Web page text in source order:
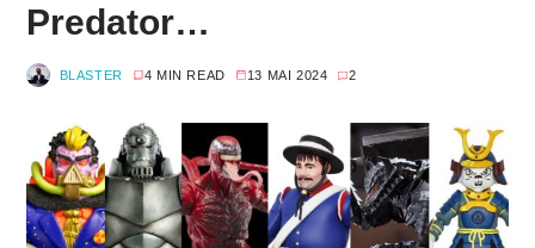
Predator…
BLASTER 4 MIN READ 13 MAI 2024 2